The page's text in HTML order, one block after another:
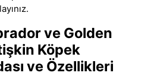
ve Golden
Köpek
ve Özellikleri